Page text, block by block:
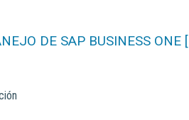
DE SAP BUSINESS ONE